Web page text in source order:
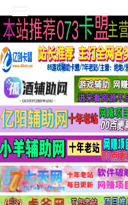
首页
技术学习
安卓绿化
单机游戏
社交娱乐
系统工具
活动线报
常用办公